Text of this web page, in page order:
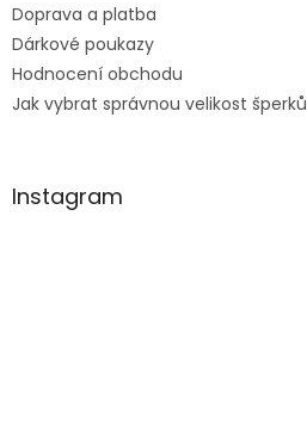
Doprava a platba
Dárkové poukazy
Hodnocení obchodu
Jak vybrat správnou velikost šperků
Instagram